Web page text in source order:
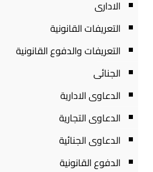
الادارى
التعريفات القانونية
التعريفات والدفوع القانونية
الجنائى
الدعاوى الادارية
الدعاوى التجارية
الدعاوى الجنائية
الدفوع القانونية